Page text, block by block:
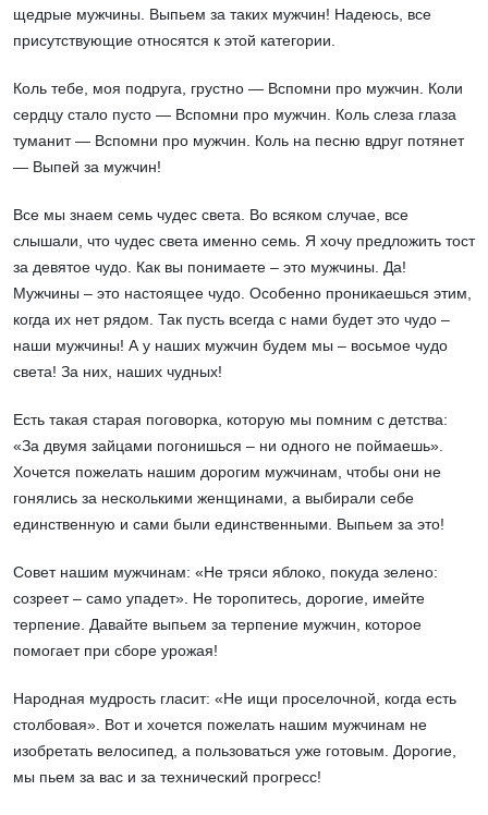
щедрые мужчины. Выпьем за таких мужчин! Надеюсь, все
присутствующие относятся к этой категории.
Коль тебе, моя подруга, грустно — Вспомни про мужчин. Коли
сердцу стало пусто — Вспомни про мужчин. Коль слеза глаза
туманит — Вспомни про мужчин. Коль на песню вдруг потянет
— Выпей за мужчин!
Все мы знаем семь чудес света. Во всяком случае, все
слышали, что чудес света именно семь. Я хочу предложить тост
за девятое чудо. Как вы понимаете – это мужчины. Да!
Мужчины – это настоящее чудо. Особенно проникаешься этим,
когда их нет рядом. Так пусть всегда с нами будет это чудо –
наши мужчины! А у наших мужчин будем мы – восьмое чудо
света! За них, наших чудных!
Есть такая старая поговорка, которую мы помним с детства:
«За двумя зайцами погонишься – ни одного не поймаешь».
Хочется пожелать нашим дорогим мужчинам, чтобы они не
гонялись за несколькими женщинами, а выбирали себе
единственную и сами были единственными. Выпьем за это!
Совет нашим мужчинам: «Не тряси яблоко, покуда зелено:
созреет – само упадет». Не торопитесь, дорогие, имейте
терпение. Давайте выпьем за терпение мужчин, которое
помогает при сборе урожая!
Народная мудрость гласит: «Не ищи проселочной, когда есть
столбовая». Вот и хочется пожелать нашим мужчинам не
изобретать велосипед, а пользоваться уже готовым. Дорогие,
мы пьем за вас и за технический прогресс!